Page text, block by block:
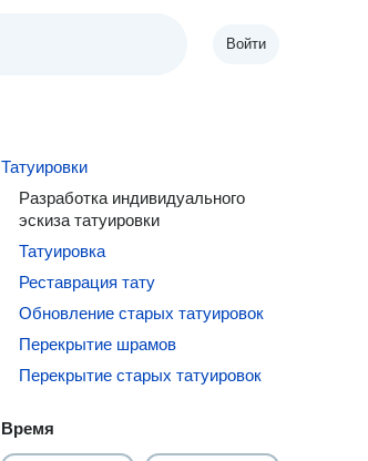
Войти
Татуировки
Разработка индивидуального
эскиза татуировки
Татуировка
Реставрация тату
Обновление старых татуировок
Перекрытие шрамов
Перекрытие старых татуировок
Время